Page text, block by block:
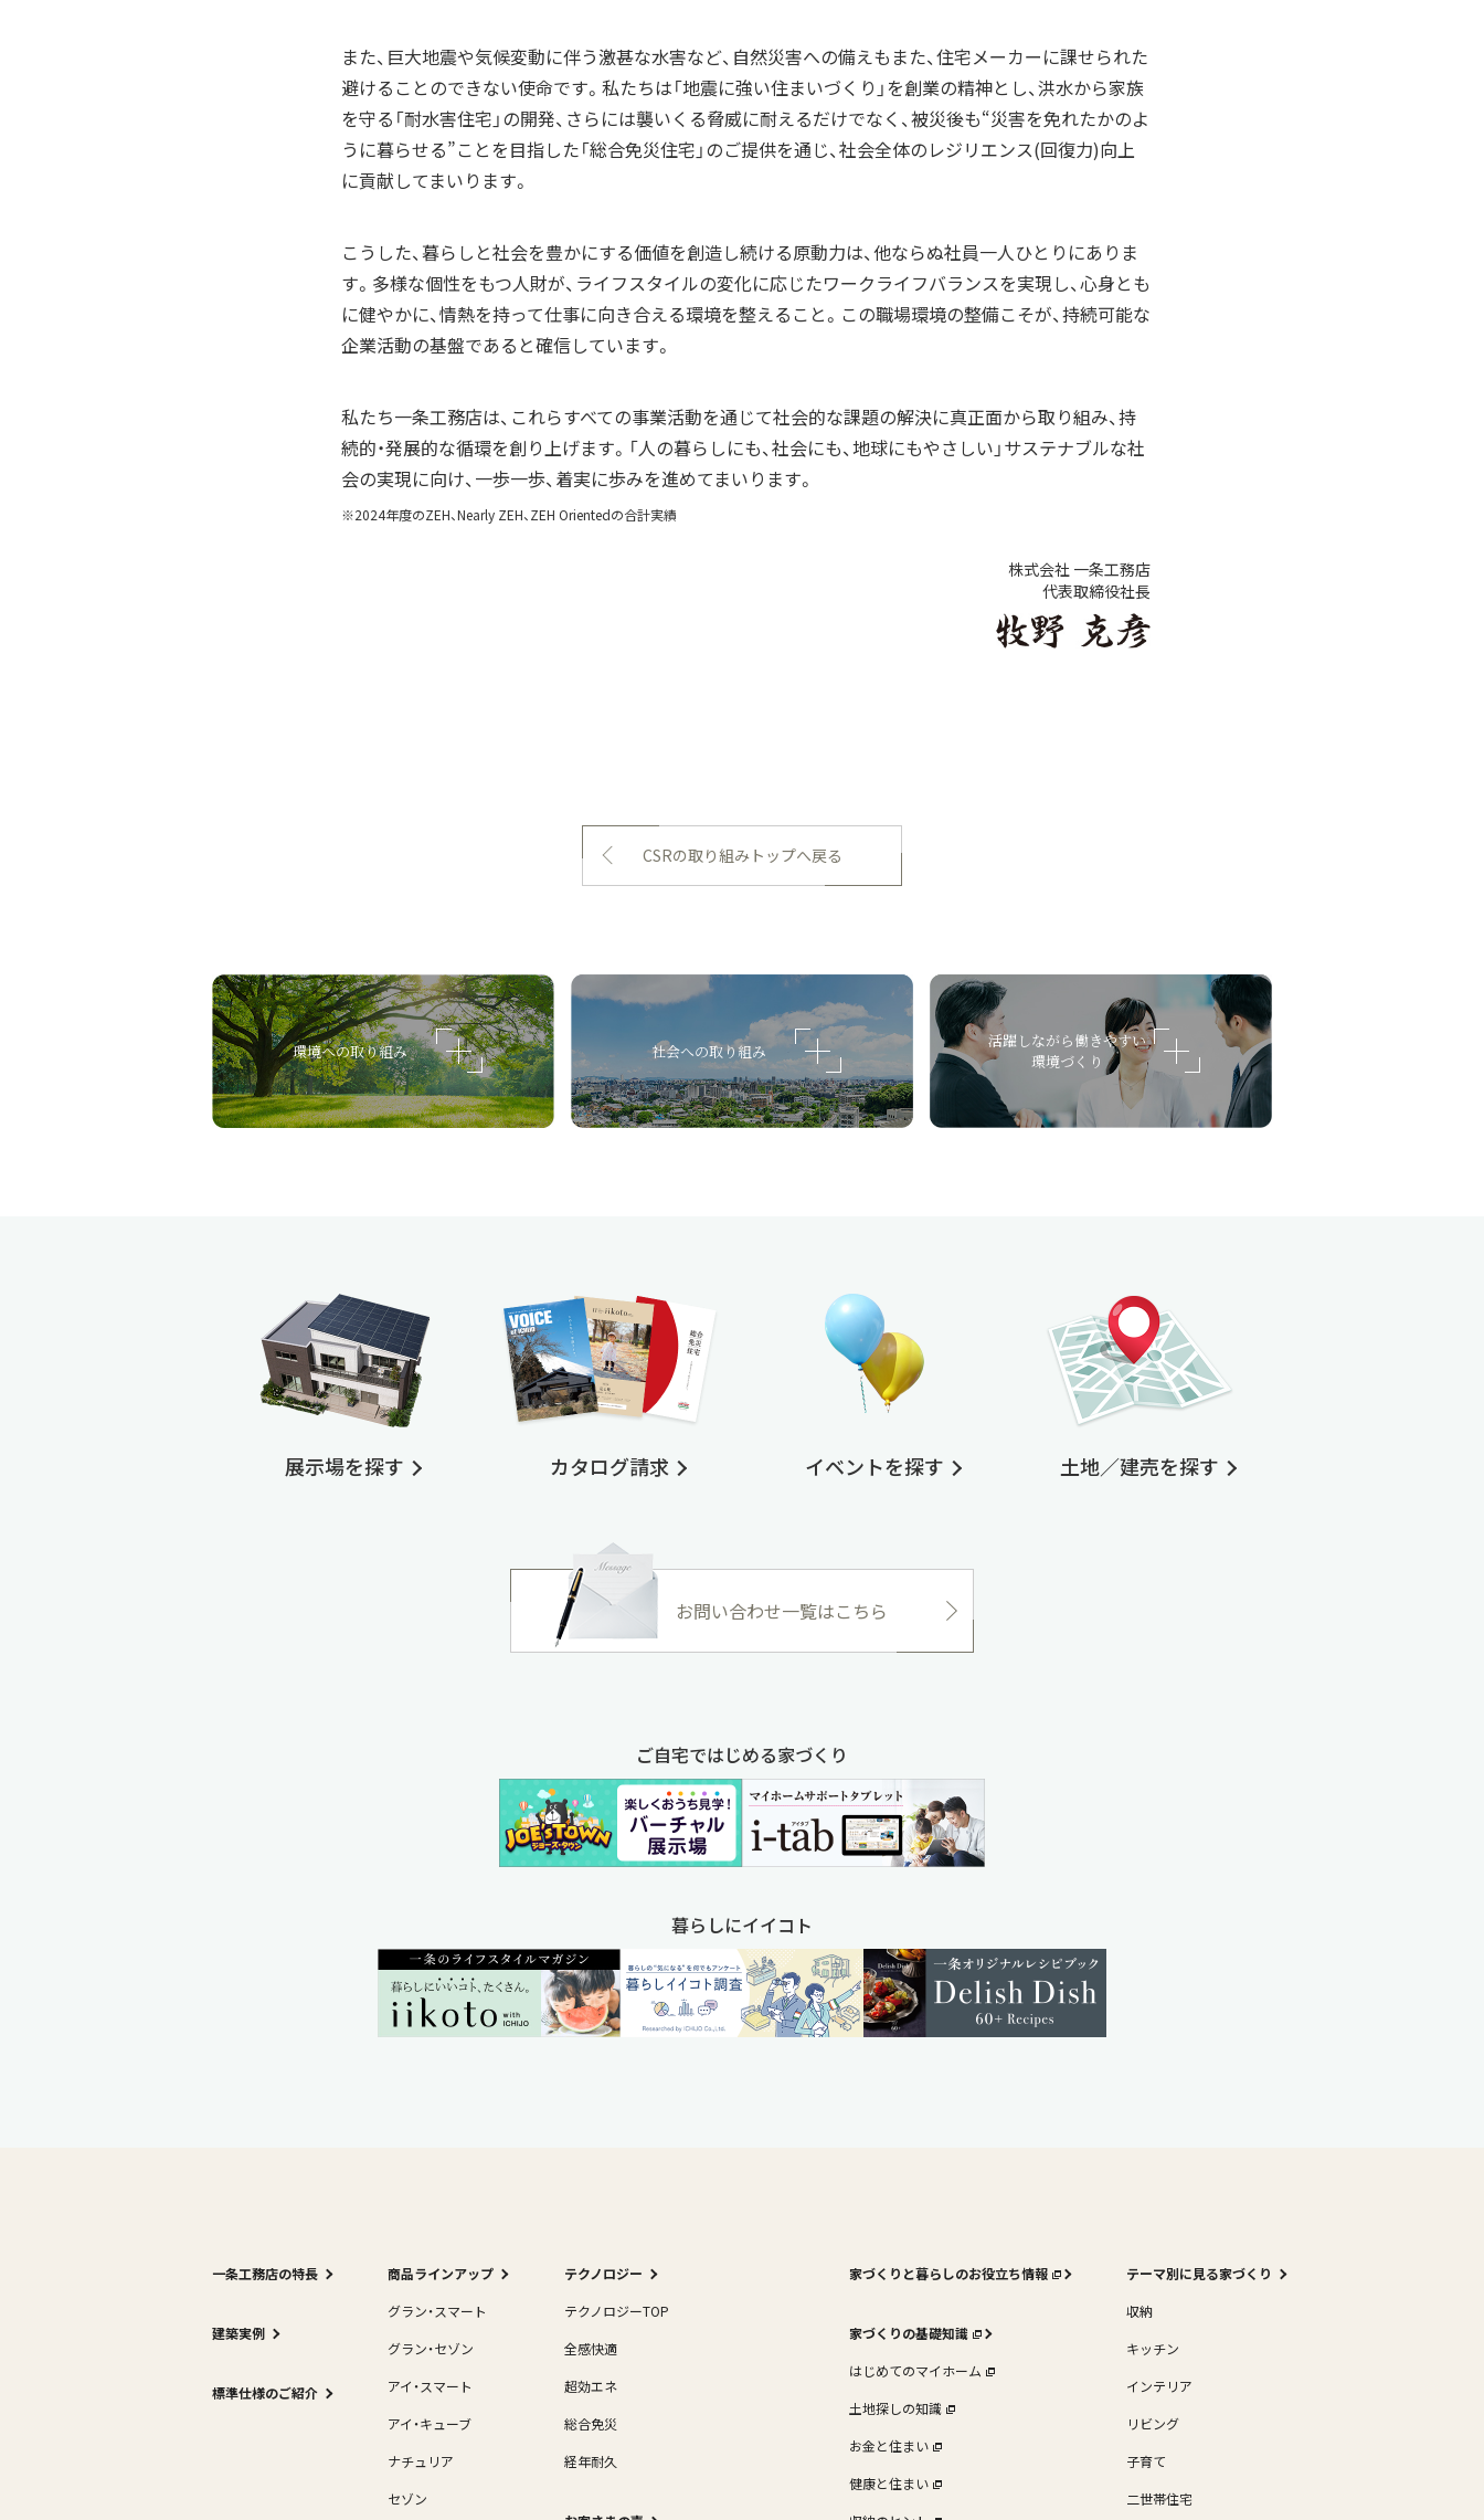
また、巨大地震や気候変動に伴う激甚な水害など、自然災害への備えもまた、住宅メーカーに課せられた
避けることのできない使命です。私たちは「地震に強い住まいづくり」を創業の精神とし、洪水から家族
を守る「耐水害住宅」の開発、さらには襲いくる脅威に耐えるだけでなく、被災後も“災害を免れたかのよ
うに暮らせる”ことを目指した「総合免災住宅」のご提供を通じ、社会全体のレジリエンス(回復力)向上
に貢献してまいります。
こうした、暮らしと社会を豊かにする価値を創造し続ける原動力は、他ならぬ社員一人ひとりにありま
す。多様な個性をもつ人財が、ライフスタイルの変化に応じたワークライフバランスを実現し、心身とも
に健やかに、情熱を持って仕事に向き合える環境を整えること。この職場環境の整備こそが、持続可能な
企業活動の基盤であると確信しています。
私たち一条工務店は、これらすべての事業活動を通じて社会的な課題の解決に真正面から取り組み、持
続的・発展的な循環を創り上げます。「人の暮らしにも、社会にも、地球にもやさしい」サステナブルな社
会の実現に向け、一歩一歩、着実に歩みを進めてまいります。
※2024年度のZEH、Nearly ZEH、ZEH Orientedの合計実績
株式会社 一条工務店
代表取締役社長
CSRの取り組みトップへ戻る
環境への取り組み 社会への取り組み
活躍しながら働きやすい
環境づくり
展示場を探す カタログ請求 イベントを探す 土地／建売を探す
お問い合わせ一覧はこちら
ご自宅ではじめる家づくり
暮らしにイイコト
一条工務店の特長
建築実例
標準仕様のご紹介
商品ラインアップ
グラン・スマート
グラン・セゾン
アイ・スマート
アイ・キューブ
ナチュリア
セゾン
テクノロジー
テクノロジーTOP
全感快適
超効エネ
総合免災
経年耐久
家づくりと暮らしのお役立ち情報
家づくりの基礎知識
はじめてのマイホーム
土地探しの知識
お金と住まい
健康と住まい
テーマ別に見る家づくり
収納
キッチン
インテリア
リビング
子育て
二世帯住宅